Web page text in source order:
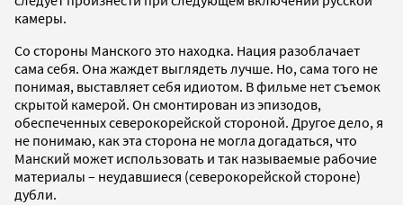
камеры.
Со стороны Манского это находка. Нация разоблачает
сама себя. Она жаждет выглядеть лучше. Но, сама того не
понимая, выставляет себя идиотом. В фильме нет съемок
скрытой камерой. Он смонтирован из эпизодов,
обеспеченных северокорейской стороной. Другое дело, я
не понимаю, как эта сторона не могла догадаться, что
Манский может использовать и так называемые рабочие
материалы – неудавшиеся (северокорейской стороне)
дубли.